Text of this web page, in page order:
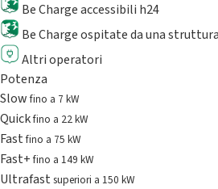
Be Charge accessibili h24
Be Charge ospitate da una
Altri operatori
Potenza
Slowfino a 7 kW
Quickfino a 22 kW
Fastfino a 75 kW
Fast+fino a 149 kW
Ultrafast superiori a 150 kW